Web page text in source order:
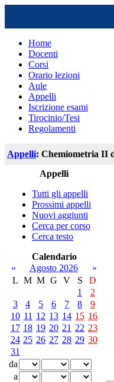
Home
Docenti
Corsi
Orario lezioni
Aule
Appelli
Iscrizione esami
Tirocinio/Tesi
Regolamenti
Appelli: Chemiometria II
Appelli
Tutti gli appelli
Prossimi appelli
Nuovi aggiunti
Cerca per corso
Cerca testo
Calendario
«
Agosto 2026
»
L M M G V S
D
1
2
3
4 5 6 7 8
9
10 11 12 13 14 15 16
17 18 19 20 21 22 23
24 25 26 27 28 29 30
31
da
a